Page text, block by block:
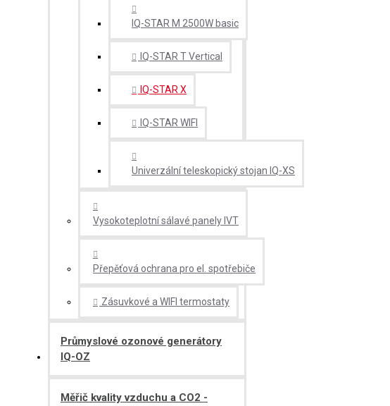
IQ-STAR M 2500W basic
IQ-STAR T Vertical
IQ-STAR X
IQ-STAR WIFI
Univerzální teleskopický stojan IQ-XS
Vysokoteplotní sálavé panely IVT
Přepěťová ochrana pro el. spotřebiče
Zásuvkové a WIFI termostaty
Průmyslové ozonové generátory
IQ-OZ
Měřič kvality vzduchu a CO2 -